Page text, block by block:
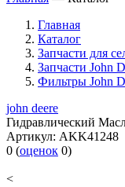
Главная
Каталог
Запчасти для
Запчасти John
Фильтры John
john deere
Гидравлический
Артикул: AKK41248
0 (оценок 0)
<